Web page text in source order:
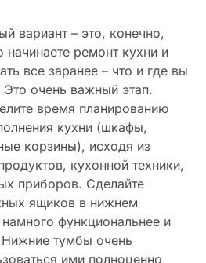
вариант – это, конечно,
начинаете ремонт кухни и
все заранее – что и где вы
Это очень важный этап.
время планированию
кухни (шкафы,
корзины), исходя из
кухонной техники,
приборов. Сделайте
ящиков в нижнем
намного функциональнее и
тумбы очень
ими полноценно